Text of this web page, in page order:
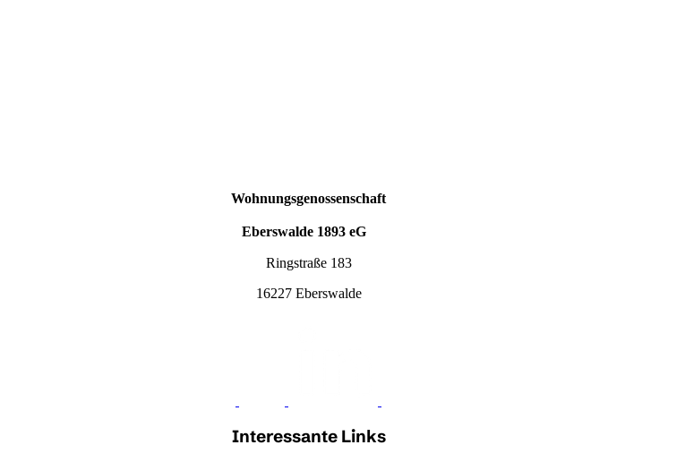
Wohnungsgenossenschaft
Eberswalde 1893 eG
Ringstraße 183
16227 Eberswalde
Interessante Links